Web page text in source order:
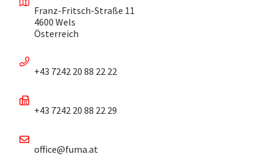
Franz-Fritsch-Straße 11
4600 Wels
Österreich
+43 7242 20 88 22 22
+43 7242 20 88 22 29
office@fuma.at